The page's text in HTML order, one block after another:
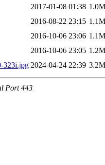
2017-01-08 01:38 1.0M
2016-08-22 23:15 1.1M
2016-10-06 23:06 1.1M
2016-10-06 23:05 1.2M
323i.jpg 2024-04-24 22:39 3.2M
Port 443